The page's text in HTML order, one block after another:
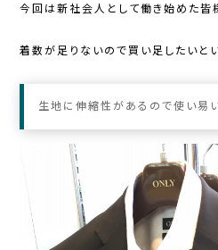
今回は新社会人として働き始めた皆
着数が足りないので買い足したいと
生地に伸縮性があるので使い易